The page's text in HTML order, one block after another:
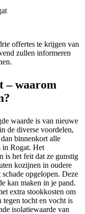
offertes te krijgen van
zullen informeren
– waarom
waarde is van nieuwe
de diverse voordelen,
binnenkort alle
in Rogat. Het
is het feit dat ze gunstig
kozijnen in oudere
opgelopen. Deze
kan maken in je pand.
extra stookkosten om
tegen tocht en vocht is
isolatiewaarde van